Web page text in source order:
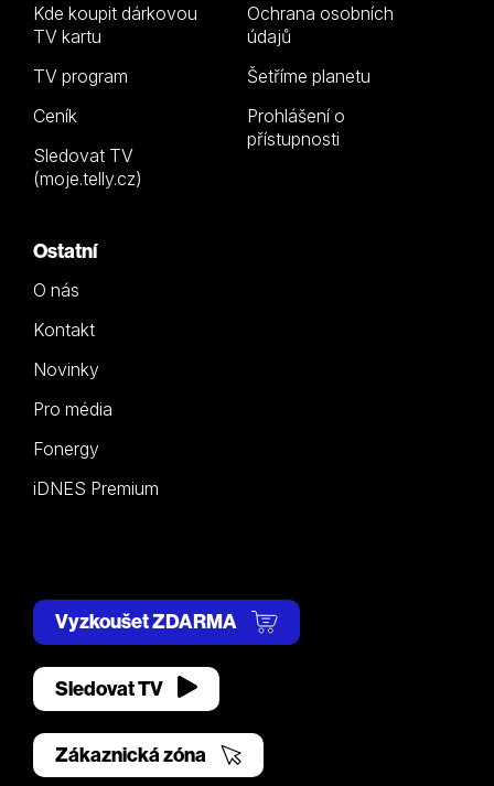
Kde koupit dárkovou
TV kartu
TV program
Ceník
Sledovat TV
(moje.telly.cz)
Ochrana osobních
údajů
Šetříme planetu
Prohlášení o
přístupnosti
Ostatní
O nás
Kontakt
Novinky
Pro média
Fonergy
iDNES Premium
Vyzkoušet ZDARMA
Sledovat TV
Zákaznická zóna